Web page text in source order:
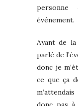
événement.
Ayant de la
parlé de
donc je
ce que ça